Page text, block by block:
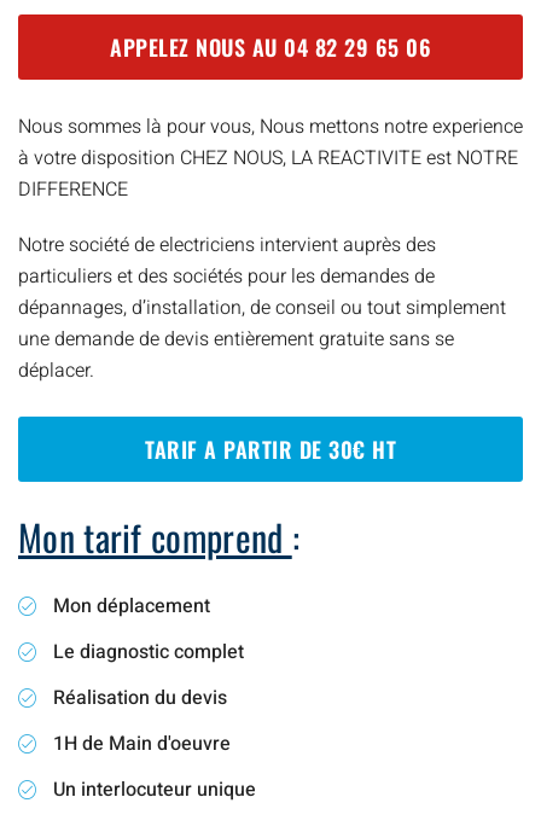
APPELEZ NOUS AU 04 82 29 65 06
Nous sommes là pour vous, Nous mettons notre experience
à votre disposition CHEZ NOUS, LA REACTIVITE est NOTRE
DIFFERENCE
Notre société de electriciens intervient auprès des
particuliers et des sociétés pour les demandes de
dépannages, d’installation, de conseil ou tout simplement
une demande de devis entièrement gratuite sans se
déplacer.
TARIF A PARTIR DE 30€ HT
Mon tarif comprend :
Mon déplacement
Le diagnostic complet
Réalisation du devis
1H de Main d'oeuvre
Un interlocuteur unique